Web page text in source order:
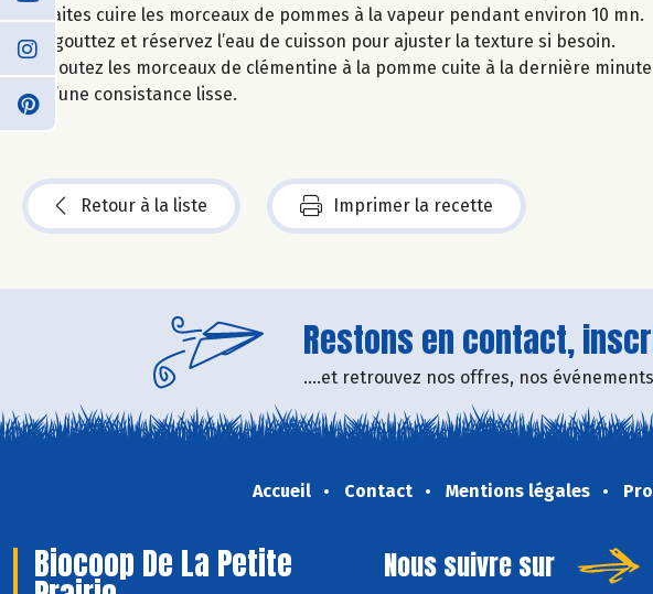
Faites cuire les morceaux de pommes à la vapeur pendant environ 10 mn.
Egouttez et réservez l’eau de cuisson pour ajuster la texture si besoin.
Ajoutez les morceaux de clémentine à la pomme cuite à la dernière
d’une consistance lisse.
Retour à la liste Imprimer la recette
Restons en contact,
....et retrouvez nos offres, nos
Accueil Contact Mentions légales
Biocoop De La Petite Nous suivre sur